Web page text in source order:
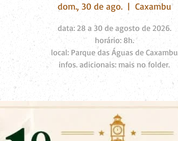
dom., 30 de ago.
  |
Caxambu
data: 28 a 30 de agosto de 2026.
horário: 8h.
local: Parque das Águas de Caxambu
infos. adicionais: mais no folder.